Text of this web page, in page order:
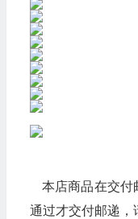
本店商品在交付
通过才交付邮递，